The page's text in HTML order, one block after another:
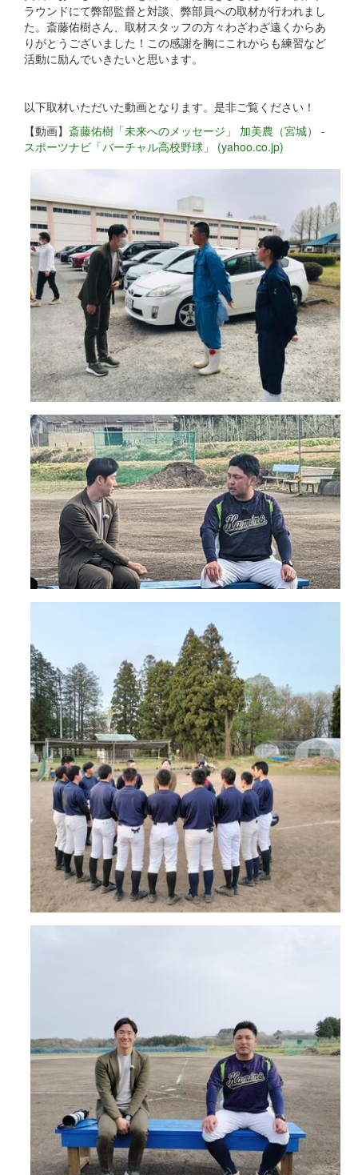
ラウンドにて弊部監督と対談、弊部員への取材が行われまし
た。斎藤佑樹さん、取材スタッフの方々わざわざ遠くからあ
りがとうございました！この感謝を胸にこれからも練習など
活動に励んでいきたいと思います。
以下取材いただいた動画となります。是非ご覧ください！
【動画】 斎藤佑樹「未来へのメッセージ」 加美農（宮城） -
スポーツナビ「バーチャル高校野球」 (yahoo.co.jp)